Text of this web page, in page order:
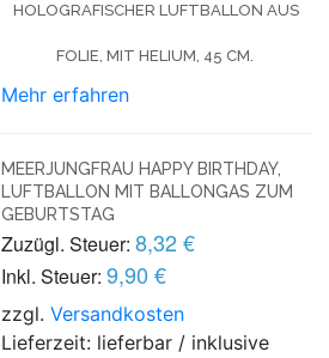
HOLOGRAFISCHER LUFTBALLON AUS
FOLIE, MIT HELIUM, 45 CM.
Mehr erfahren
MEERJUNGFRAU HAPPY BIRTHDAY,
LUFTBALLON MIT BALLONGAS ZUM
GEBURTSTAG
Zuzügl. Steuer: 8,32 €
Inkl. Steuer: 9,90 €
zzgl.Versandkosten
Lieferzeit: lieferbar / inklusive